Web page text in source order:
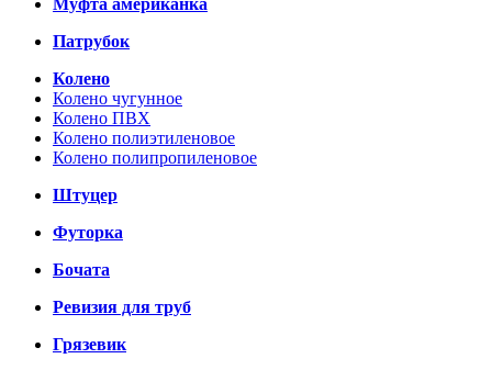
Муфта американка
Патрубок
Колено
Колено чугунное
Колено ПВХ
Колено полиэтиленовое
Колено полипропиленовое
Штуцер
Футорка
Бочата
Ревизия для труб
Грязевик